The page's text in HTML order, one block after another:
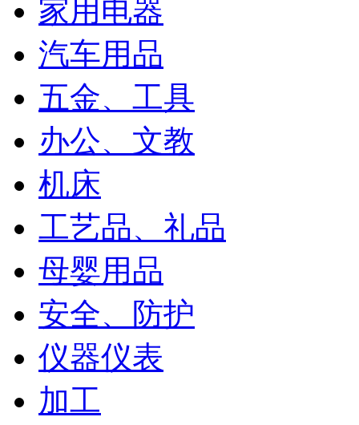
家用电器
汽车用品
五金、工具
办公、文教
机床
工艺品、礼品
母婴用品
安全、防护
仪器仪表
加工